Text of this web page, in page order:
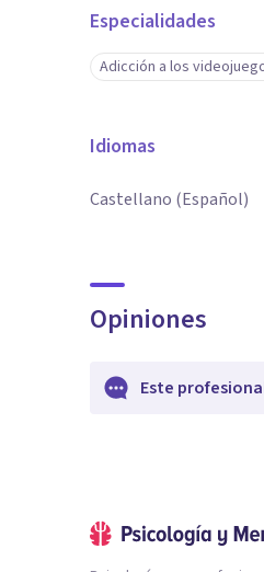
Especialidades
Adicción a los
Idiomas
Castellano (Español)
Opiniones
Este